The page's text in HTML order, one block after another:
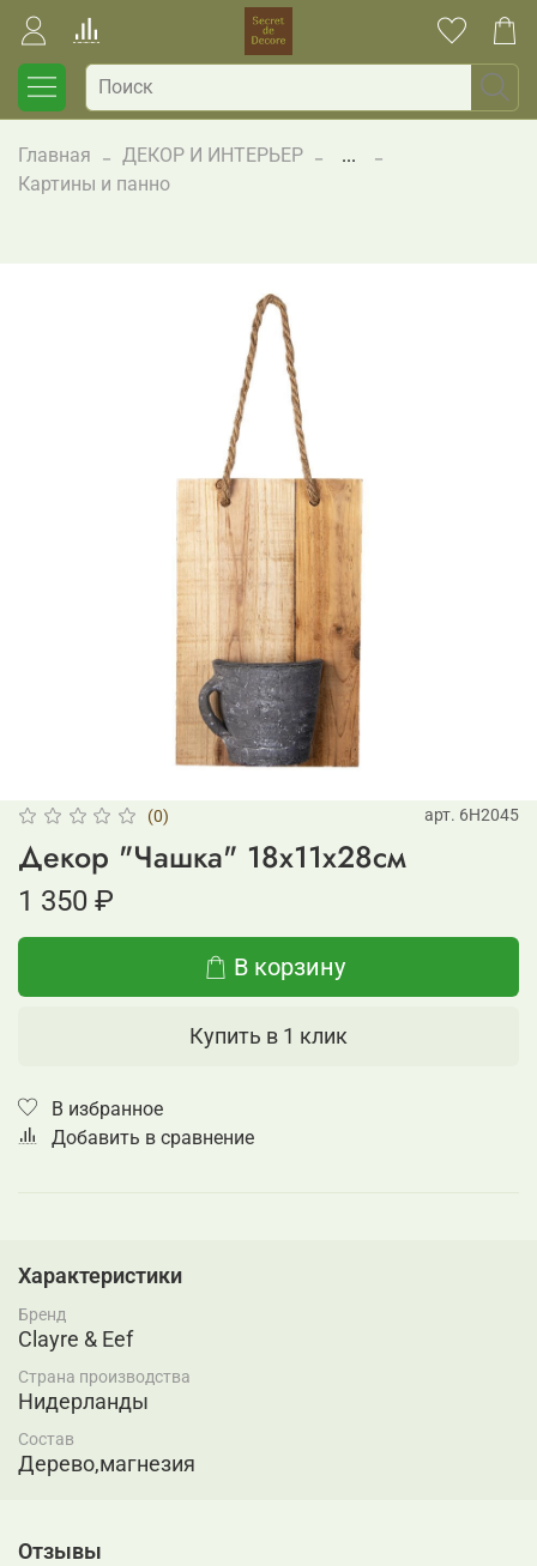
Главная ДЕКОР И ИНТЕРЬЕР
...
Картины и панно
(0) арт. 6H2045
Декор "Чашка" 18х11х28см
1 350 ₽
В корзину
Купить в 1 клик
В избранное
Добавить в сравнение
Характеристики
Бренд
Clayre & Eef
Страна производства
Нидерланды
Состав
Дерево,магнезия
Отзывы